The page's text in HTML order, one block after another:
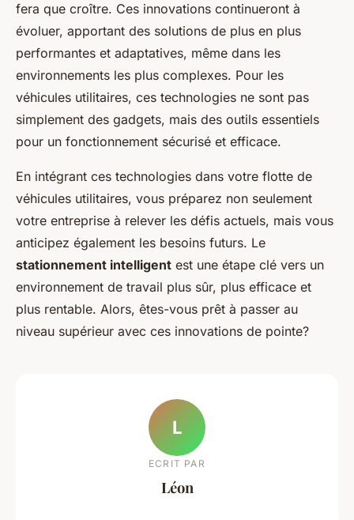
fera que croître. Ces innovations continueront à
évoluer, apportant des solutions de plus en plus
performantes et adaptatives, même dans les
environnements les plus complexes. Pour les
véhicules utilitaires, ces technologies ne sont pas
simplement des gadgets, mais des outils essentiels
pour un fonctionnement sécurisé et efficace.
En intégrant ces technologies dans votre flotte de
véhicules utilitaires, vous préparez non seulement
votre entreprise à relever les défis actuels, mais vous
anticipez également les besoins futurs. Le
stationnement intelligent est une étape clé vers un
environnement de travail plus sûr, plus efficace et
plus rentable. Alors, êtes-vous prêt à passer au
niveau supérieur avec ces innovations de pointe?
L
ECRIT PAR
Léon